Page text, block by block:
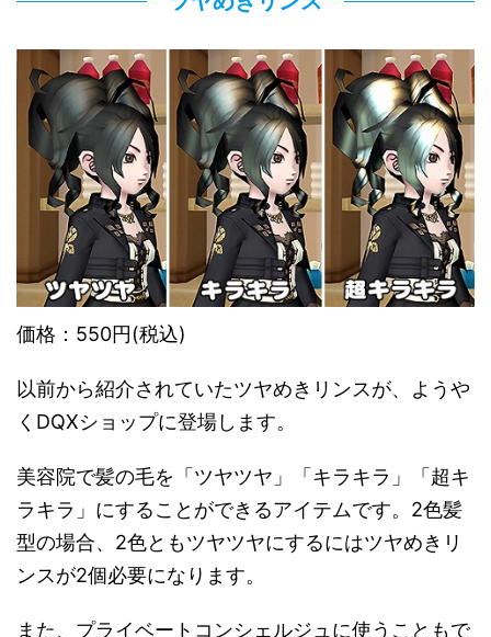
価格：550円(税込)
以前から紹介されていたツヤめきリンスが、ようや
くDQXショップに登場します。
美容院で髪の毛を「ツヤツヤ」「キラキラ」「超キ
ラキラ」にすることができるアイテムです。2色髪
型の場合、2色ともツヤツヤにするにはツヤめきリ
ンスが2個必要になります。
また、プライベートコンシェルジュに使うこともで